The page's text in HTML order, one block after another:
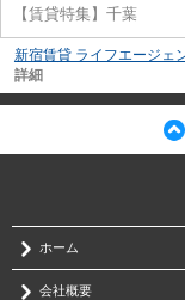
【賃貸特集】千葉
新宿賃貸 ライフエージェ
詳細
ホーム
会社概要